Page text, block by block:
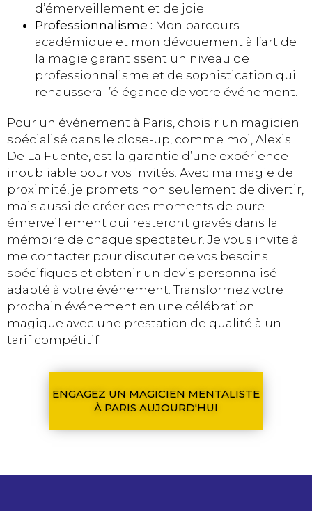
d’émerveillement et de joie.
Professionnalisme : Mon parcours
académique et mon dévouement à l’art de
la magie garantissent un niveau de
professionnalisme et de sophistication qui
rehaussera l’élégance de votre événement.
Pour un événement à Paris, choisir un magicien
spécialisé dans le close-up, comme moi, Alexis
De La Fuente, est la garantie d’une expérience
inoubliable pour vos invités. Avec ma magie de
proximité, je promets non seulement de divertir,
mais aussi de créer des moments de pure
émerveillement qui resteront gravés dans la
mémoire de chaque spectateur. Je vous invite à
me contacter pour discuter de vos besoins
spécifiques et obtenir un devis personnalisé
adapté à votre événement. Transformez votre
prochain événement en une célébration
magique avec une prestation de qualité à un
tarif compétitif.
ENGAGEZ UN MAGICIEN MENTALISTE
À PARIS AUJOURD'HUI